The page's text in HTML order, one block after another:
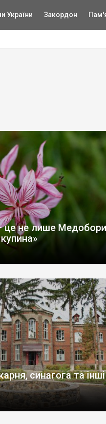
України Закордон
це не лише Медобори
синагога та інші